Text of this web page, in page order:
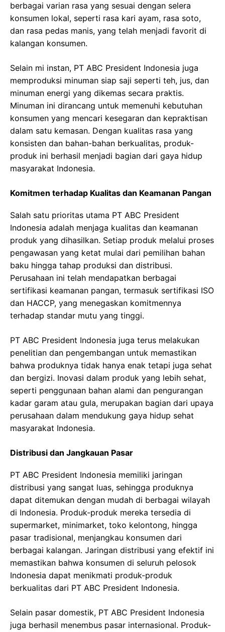
berbagai varian rasa yang sesuai dengan selera
konsumen lokal, seperti rasa kari ayam, rasa soto,
dan rasa pedas manis, yang telah menjadi favorit di
kalangan konsumen.
Selain mi instan, PT ABC President Indonesia juga
memproduksi minuman siap saji seperti teh, jus, dan
minuman energi yang dikemas secara praktis.
Minuman ini dirancang untuk memenuhi kebutuhan
konsumen yang mencari kesegaran dan kepraktisan
dalam satu kemasan. Dengan kualitas rasa yang
konsisten dan bahan-bahan berkualitas, produk-
produk ini berhasil menjadi bagian dari gaya hidup
masyarakat Indonesia.
Komitmen terhadap Kualitas dan Keamanan Pangan
Salah satu prioritas utama PT ABC President
Indonesia adalah menjaga kualitas dan keamanan
produk yang dihasilkan. Setiap produk melalui proses
pengawasan yang ketat mulai dari pemilihan bahan
baku hingga tahap produksi dan distribusi.
Perusahaan ini telah mendapatkan berbagai
sertifikasi keamanan pangan, termasuk sertifikasi ISO
dan HACCP, yang menegaskan komitmennya
terhadap standar mutu yang tinggi.
PT ABC President Indonesia juga terus melakukan
penelitian dan pengembangan untuk memastikan
bahwa produknya tidak hanya enak tetapi juga sehat
dan bergizi. Inovasi dalam produk yang lebih sehat,
seperti penggunaan bahan alami dan pengurangan
kadar garam atau gula, merupakan bagian dari upaya
perusahaan dalam mendukung gaya hidup sehat
masyarakat Indonesia.
Distribusi dan Jangkauan Pasar
PT ABC President Indonesia memiliki jaringan
distribusi yang sangat luas, sehingga produknya
dapat ditemukan dengan mudah di berbagai wilayah
di Indonesia. Produk-produk mereka tersedia di
supermarket, minimarket, toko kelontong, hingga
pasar tradisional, menjangkau konsumen dari
berbagai kalangan. Jaringan distribusi yang efektif ini
memastikan bahwa konsumen di seluruh pelosok
Indonesia dapat menikmati produk-produk
berkualitas dari PT ABC President Indonesia.
Selain pasar domestik, PT ABC President Indonesia
juga berhasil menembus pasar internasional. Produk-